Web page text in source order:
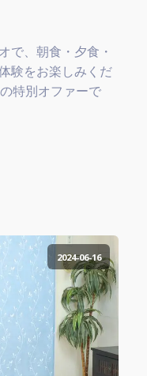
で、朝食・夕食・
験をお楽しみくだ
特別オファーで
2024-06-16